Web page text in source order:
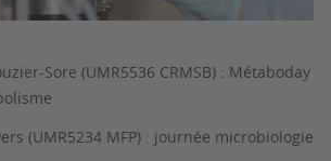
Sore (UMR5536 CRMSB) : Métaboday
(UMR5234 MFP) : journée microbiologie